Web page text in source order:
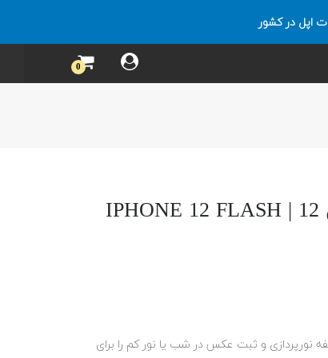
اپل در کشور
0
فلت فلاش لایت آیفون 12 | IPHONE 12 FLASH
اورجینال که وظیفه نورپردازی و ثبت عکس در شب یا نور کم را برای